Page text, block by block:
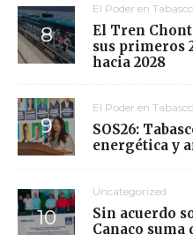
El Poder en Tabasco
El Tren
sus primeros
hacia 2028
El Poder en Tabasco
SOS26:
energética y
Uncategorized
Sin acuerdo
Canaco